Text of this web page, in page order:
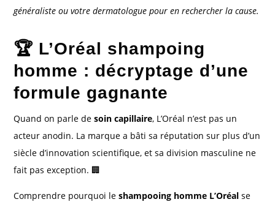
généraliste ou votre dermatologue pour en rechercher la cause.
🏆 L’Oréal shampoing
homme : décryptage d’une
formule gagnante
Quand on parle desoin capillaire, L’Oréal n’est pas un
acteur anodin. La marque a bâti sa réputation sur plus d’un
siècle d’innovation scientifique, et sa division masculine ne
fait pas exception. 🏢
Comprendre pourquoi leshampooing homme L’Oréal se